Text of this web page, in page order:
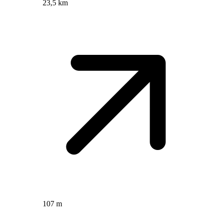
23,5 km
107 m